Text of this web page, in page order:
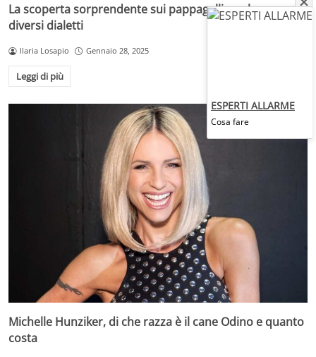
La scoperta sorprendente sui pappagalli: parlano
diversi dialetti
Ilaria Losapio Gennaio 28, 2025
Leggi di più
Michelle Hunziker, di che razza è il cane Odino e quanto
costa
ESPERTI ALLARME
Cosa fare